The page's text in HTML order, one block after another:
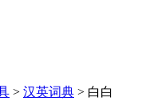
> 汉英词典 > 白白